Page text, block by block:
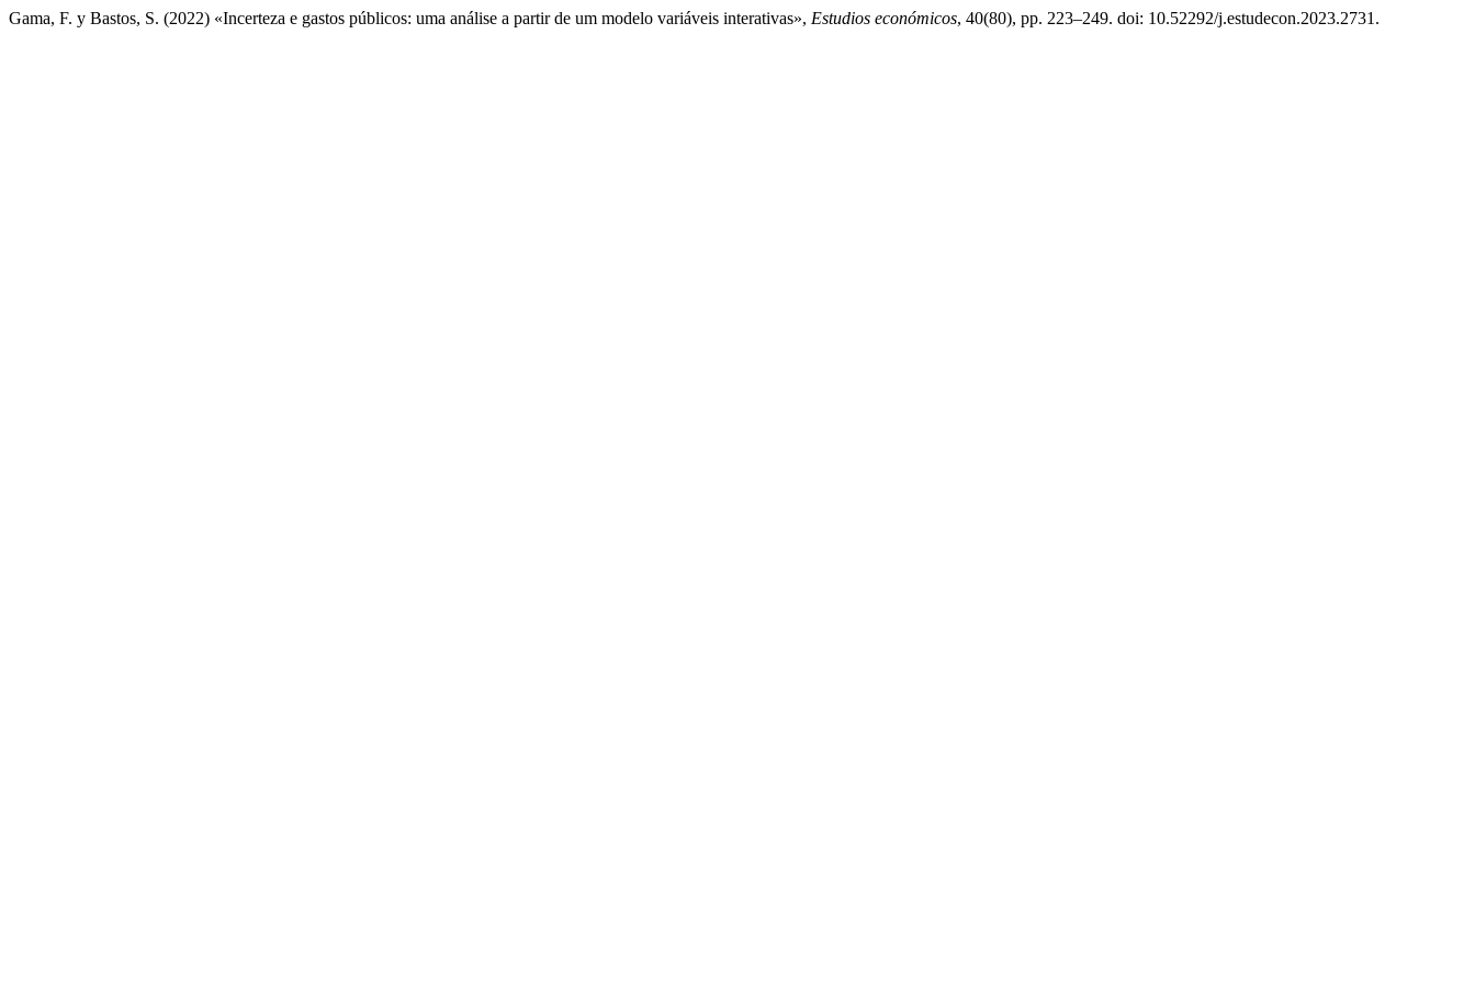
Gama, F. y Bastos, S. (2022) «Incerteza e gastos públicos: uma análise a partir de um modelo variáveis interativas», Estudios económicos, 40(80), pp. 223–249. doi: 10.52292/j.estudecon.2023.2731.